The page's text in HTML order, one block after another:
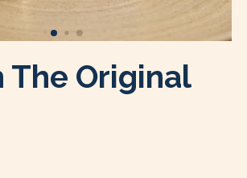
The Original